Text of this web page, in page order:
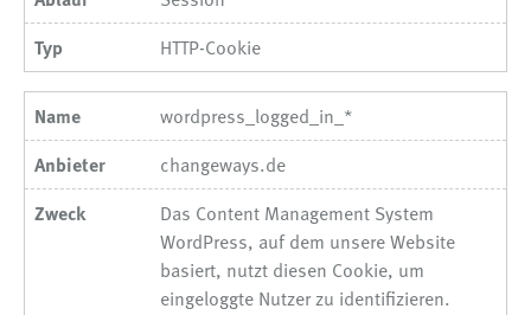
HTTP-Cookie
wordpress_logged_in_*
changeways.de
Das Content Management System
WordPress, auf dem unsere Website
basiert, nutzt diesen Cookie, um
eingeloggte Nutzer zu identifizieren.